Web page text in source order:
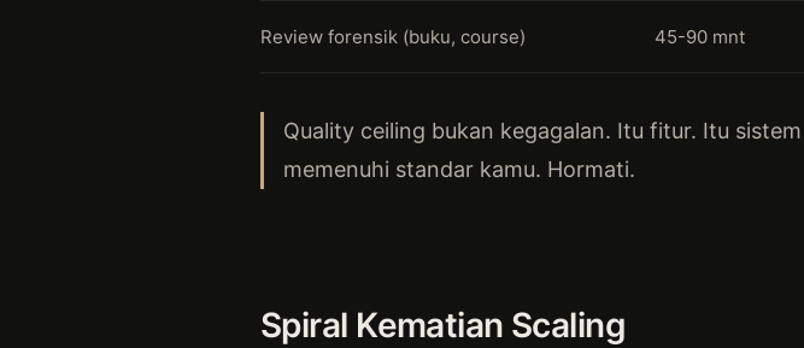
Review forensik (buku, course) 45-90 mnt
Quality ceiling bukan kegagalan. Itu fitur. Itu
memenuhi standar kamu. Hormati.
Spiral Kematian Scaling